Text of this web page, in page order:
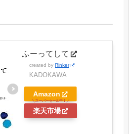
ふーってして
created by Rinker
KADOKAWA
Amazon
楽天市場